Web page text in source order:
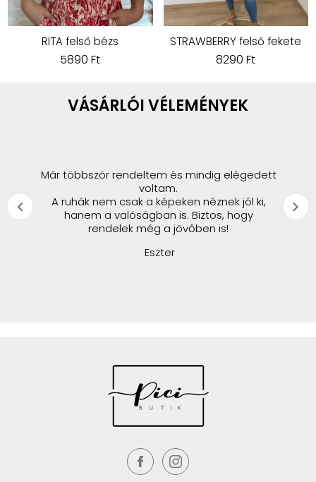
RITA felső bézs
5890 Ft
STRAWBERRY felső fekete
8290 Ft
VÁSÁRLÓI VÉLEMÉNYEK
Már többször rendeltem és mindig elégedett
voltam.
A ruhák nem csak a képeken néznek jól ki,
hanem a valóságban is. Biztos, hogy
rendelek még a jövőben is!
Eszter
chevron_left chevron_right